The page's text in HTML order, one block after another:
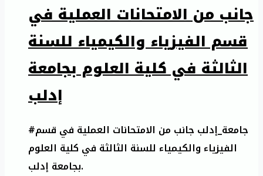
جانب من الامتحانات العملية في
قسم الفيزياء والكيمياء للسنة
الثالثة في كلية العلوم بجامعة
إدلب
#جامعة_إدلب جانب من الامتحانات العملية في قسم
الفيزياء والكيمياء للسنة الثالثة في كلية العلوم
بجامعة إدلب.